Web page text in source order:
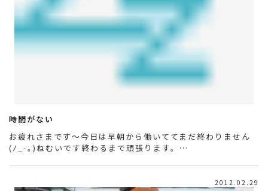
時間がない
お疲れさまです～今日は早朝から働いててまだ終わりません
(ﾉ_-｡)ねむいです終わるまで頑張ります。…
2012.02.29